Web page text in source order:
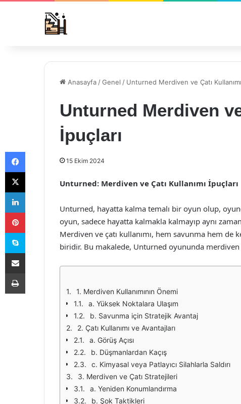
Anasayfa /Genel / Unturned Merdiven ve Çatı
Unturned Merdiven
İpuçları
15 Ekim 2024
Unturned: Merdiven ve Çatı Kullanımı İpuçları
Unturned, hayatta kalma temalı bir oyun olup,
oyun, sadece hayatta kalmakla kalmayıp aynı
Merdiven ve çatı kullanımı, hem savunma hem de
biridir. Bu makalede, Unturned oyununda merdiven
1. Merdiven Kullanımının Önemi
a. Yüksek Noktalara Ulaşım
b. Savunma için Stratejik Avantaj
2. Çatı Kullanımı ve Avantajları
a. Görüş Açısı
b. Düşmanlardan Kaçış
c. Kimyasal veya Patlayıcı Silahlarla Saldırı
3. Merdiven ve Çatı Stratejileri
a. Yeniden Konumlandırma
b. Şok Taktikleri
Facebook
X
LinkedIn
Pinterest
Skype
E-Posta ile paylaş